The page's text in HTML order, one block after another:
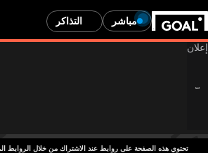
مباشر التذاكر
تحتوي هذه الصفحة على روابط عند الاشتراك من خلال الروابط